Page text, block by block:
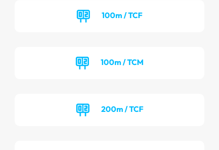
100m / TCF
100m / TCM
200m / TCF